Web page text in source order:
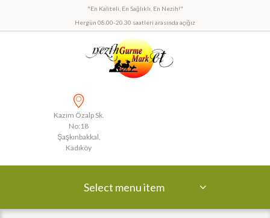
"En Kaliteli, En Sağlıklı, En Nezih!"
Hergün 08.00-20.30 saatleri arasında açığız
Kazım Özalp Sk.
No:18
Şaşkınbakkal,
Kadıköy
Select menu item